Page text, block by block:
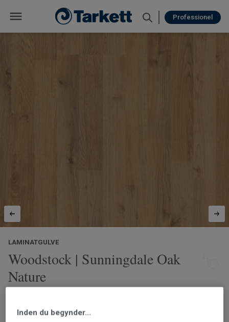
Professionel
LAMINATGULVE
Woodstock | Sunningdale Oak
Nature
udtrykket i et naturligt egetræsgulv. Gulvet har en
tydelig og unik struktur med årer og mærker fra knaster,
Inden du begynder...